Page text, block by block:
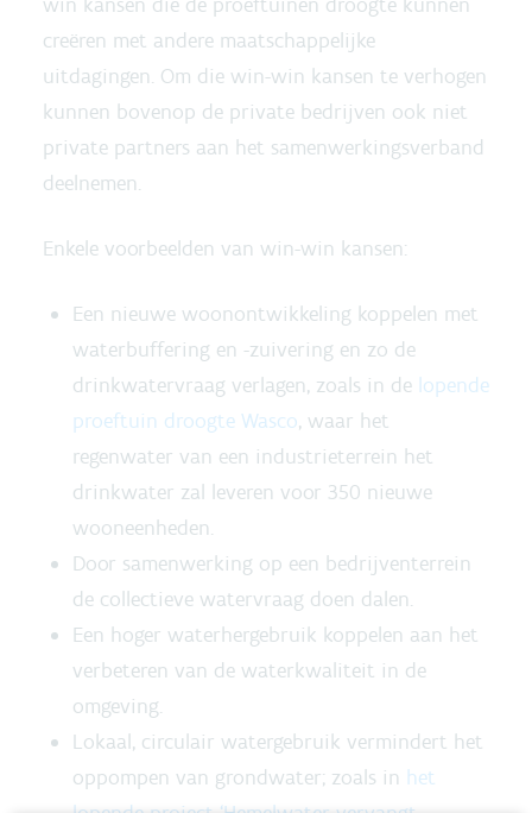
creëren met andere maatschappelijke
uitdagingen. Om die win-win kansen te verhogen
kunnen bovenop de private bedrijven ook niet
private partners aan het samenwerkingsverband
deelnemen.
Enkele voorbeelden van win-win kansen:
Een nieuwe woonontwikkeling koppelen met
waterbuffering en -zuivering en zo de
drinkwatervraag verlagen, zoals in de lopende
proeftuin droogte Wasco, waar het
regenwater van een industrieterrein het
drinkwater zal leveren voor 350 nieuwe
wooneenheden.
Door samenwerking op een bedrijventerrein
de collectieve watervraag doen dalen.
Een hoger waterhergebruik koppelen aan het
verbeteren van de waterkwaliteit in de
omgeving.
Lokaal, circulair watergebruik vermindert het
oppompen van grondwater; zoals in het